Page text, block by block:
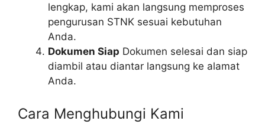
lengkap, kami akan langsung memproses
pengurusan STNK sesuai kebutuhan
Anda.
Dokumen Siap Dokumen selesai dan siap
diambil atau diantar langsung ke alamat
Anda.
Cara Menghubungi Kami